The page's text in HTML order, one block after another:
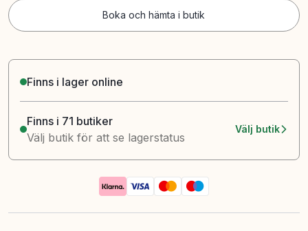
Boka och hämta i butik
Finns i lager online
Finns i 71 butiker
Välj butik för att se lagerstatus
Välj butik